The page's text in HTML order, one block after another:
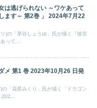
は逃げられない ～ワケあって
ます～ 第2巻 」 2024年7月22
)の「茅谷しょうゆ」氏が描く『後宮
って...
メ 第1 巻 2023年10月26 日発
の「花星みくり」氏が描く「ドラゴン